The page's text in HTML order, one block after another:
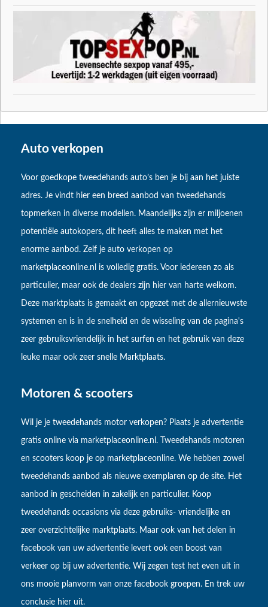
Auto verkopen
Voor goedkope tweedehands auto’s ben je bij aan het juiste
adres. Je vindt hier een breed aanbod van tweedehands
topmerken in diverse modellen. Maandelijks zijn er miljoenen
potentiële autokopers, dit heeft alles te maken met het
enorme aanbod. Zelf je auto verkopen op
marketplaceonline.nl is volledig gratis. Voor iedereen zo als
particulier, maar ook de dealers zijn hier van harte welkom.
Deze marktplaats is gemaakt en opgezet met de allernieuwste
systemen en is in de snelheid en de wisseling van de pagina's
zeer gebruiksvriendelijk in het surfen en het gebruik van deze
leuke maar ook zeer snelle Marktplaats.
Motoren & scooters
Wil je je tweedehands motor verkopen? Plaats je advertentie
gratis online via marketplaceonline.nl. Tweedehands motoren
en scooters koop je op marketplaceonline. We hebben zowel
tweedehands aanbod als nieuwe exemplaren op de site. Het
aanbod in gescheiden in zakelijk en particulier. Koop
tweedehands occasions via deze gebruiks- vriendelijke en
zeer overzichtelijke marktplaats. Maar ook van het delen in
facebook van uw advertentie levert ook een boost van
verkeer op bij uw advertentie. Wij zegen test het even uit in
ons mooie planvorm van onze facebook groepen. En trek uw
conclusie hier uit.